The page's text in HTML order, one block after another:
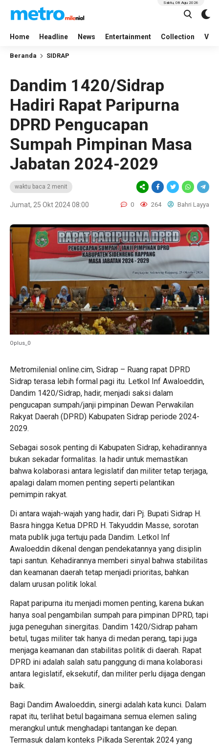
Home Headline News Entertainment Collection
Sabtu, 08 Agu 2026
Beranda SIDRAP
Dandim 1420/Sidrap
Hadiri Rapat Paripurna
DPRD Pengucapan
Sumpah Pimpinan Masa
Jabatan 2024-2029
waktu baca 2 menit
Jumat, 25 Okt 2024 08:00 0 264 Bahri Layya
Oplus_0
Metromilenial online.cim, Sidrap – Ruang rapat DPRD
Sidrap terasa lebih formal pagi itu. Letkol Inf Awaloeddin,
Dandim 1420/Sidrap, hadir, menjadi saksi dalam
pengucapan sumpah/janji pimpinan Dewan Perwakilan
Rakyat Daerah (DPRD) Kabupaten Sidrap periode 2024-
2029.
Sebagai sosok penting di Kabupaten Sidrap, kehadirannya
bukan sekadar formalitas. Ia hadir untuk memastikan
bahwa kolaborasi antara legislatif dan militer tetap terjaga,
apalagi dalam momen penting seperti pelantikan
pemimpin rakyat.
Di antara wajah-wajah yang hadir, dari Pj. Bupati Sidrap H.
Basra hingga Ketua DPRD H. Takyuddin Masse, sorotan
mata publik juga tertuju pada Dandim. Letkol Inf
Awaloeddin dikenal dengan pendekatannya yang disiplin
tapi santun. Kehadirannya memberi sinyal bahwa stabilitas
dan keamanan daerah tetap menjadi prioritas, bahkan
dalam urusan politik lokal.
Rapat paripurna itu menjadi momen penting, karena bukan
hanya soal pengambilan sumpah para pimpinan DPRD, tapi
juga peneguhan sinergitas. Dandim 1420/Sidrap paham
betul, tugas militer tak hanya di medan perang, tapi juga
menjaga keamanan dan stabilitas politik di daerah. Rapat
DPRD ini adalah salah satu panggung di mana kolaborasi
antara legislatif, eksekutif, dan militer perlu dijaga dengan
baik.
Bagi Dandim Awaloeddin, sinergi adalah kata kunci. Dalam
rapat itu, terlihat betul bagaimana semua elemen saling
merangkul untuk menghadapi tantangan ke depan.
Termasuk dalam konteks Pilkada Serentak 2024 yang